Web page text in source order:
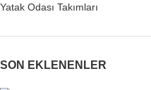
Yatak Odası Takımları
SON EKLENENLER